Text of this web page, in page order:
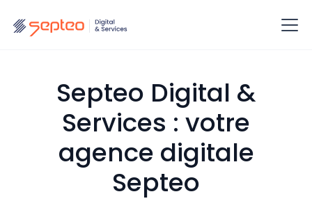
Septeo Digital &
Services : votre
agence digitale
Septeo